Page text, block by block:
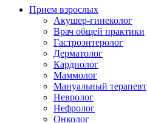
Прием взрослых
Акушер-гинеколог
Врач общей практики
Гастроэнтеролог
Дерматолог
Кардиолог
Маммолог
Мануальный терапевт
Невролог
Нефролог
Онколог